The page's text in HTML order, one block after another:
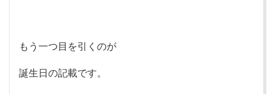
もう一つ目を引くのが
誕生日の記載です。